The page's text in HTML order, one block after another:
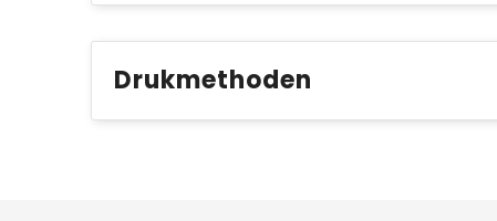
Drukmethoden